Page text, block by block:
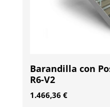
Barandilla con
R6-V2
1.466,36 €